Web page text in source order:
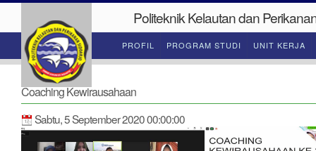
Politeknik Kelautan dan
PROFIL PROGRAM STUDI UNIT KERJA
Coaching Kewirausahaan
Sabtu, 5 September 2020 00:00:00